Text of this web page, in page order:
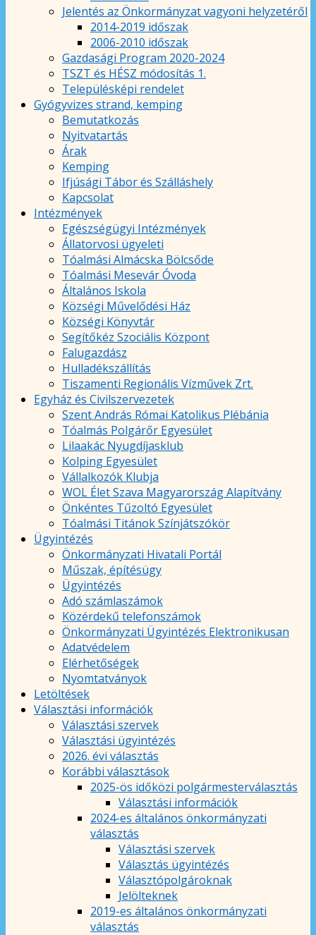
Jelentés az Önkormányzat vagyoni helyzetéről
2014-2019 időszak
2006-2010 időszak
Gazdasági Program 2020-2024
TSZT és HÉSZ módosítás 1.
Településképi rendelet
Gyógyvizes strand, kemping
Bemutatkozás
Nyitvatartás
Árak
Kemping
Ifjúsági Tábor és Szálláshely
Kapcsolat
Intézmények
Egészségügyi Intézmények
Állatorvosi ügyeleti
Tóalmási Almácska Bölcsőde
Tóalmási Mesevár Óvoda
Általános Iskola
Községi Művelődési Ház
Községi Könyvtár
Segítőkéz Szociális Központ
Falugazdász
Hulladékszállítás
Tiszamenti Regionális Vízművek Zrt.
Egyház és Civilszervezetek
Szent András Római Katolikus Plébánia
Tóalmás Polgárőr Egyesület
Lilaakác Nyugdíjasklub
Kolping Egyesület
Vállalkozók Klubja
WOL Élet Szava Magyarország Alapítvány
Önkéntes Tűzoltó Egyesület
Tóalmási Titánok Színjátszókör
Ügyintézés
Önkormányzati Hivatali Portál
Műszak, építésügy
Ügyintézés
Adó számlaszámok
Közérdekű telefonszámok
Önkormányzati Ügyintézés Elektronikusan
Adatvédelem
Elérhetőségek
Nyomtatványok
Letöltések
Választási információk
Választási szervek
Választási ügyintézés
2026. évi választás
Korábbi választások
2025-ös időközi polgármesterválasztás
Választási információk
2024-es általános önkormányzati
választás
Választási szervek
Választás ügyintézés
Választópolgároknak
Jelölteknek
2019-es általános önkormányzati
választás